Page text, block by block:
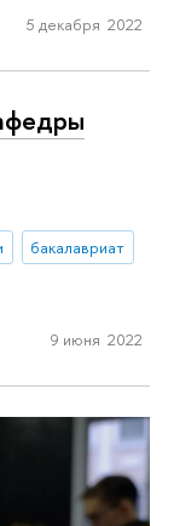
5 декабря 2022
бакалавриат
9 июня 2022